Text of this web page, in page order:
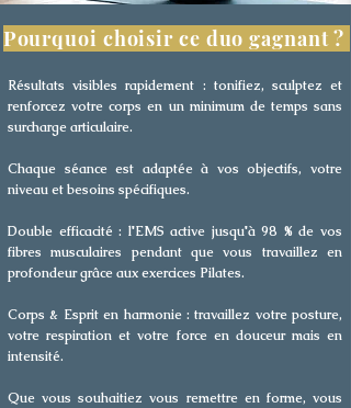
Pourquoi choisir ce duo gagnant ?
Résultats visibles rapidement : tonifiez, sculptez et
renforcez votre corps en un minimum de temps sans
surcharge articulaire.
Chaque séance est adaptée à vos objectifs, votre
niveau et besoins spécifiques.
Double efficacité : l'EMS active jusqu'à 98 % de vos
fibres musculaires pendant que vous travaillez en
profondeur grâce aux exercices Pilates.
Corps & Esprit en harmonie : travaillez votre posture,
votre respiration et votre force en douceur mais en
intensité.
Que vous souhaitiez vous remettre en forme, vous